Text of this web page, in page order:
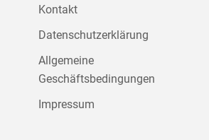
Kontakt
Datenschutzerklärung
Allgemeine
Geschäftsbedingungen
Impressum